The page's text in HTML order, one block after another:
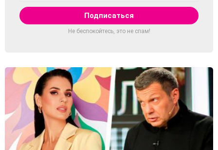
Не беспокойтесь, это не спам!